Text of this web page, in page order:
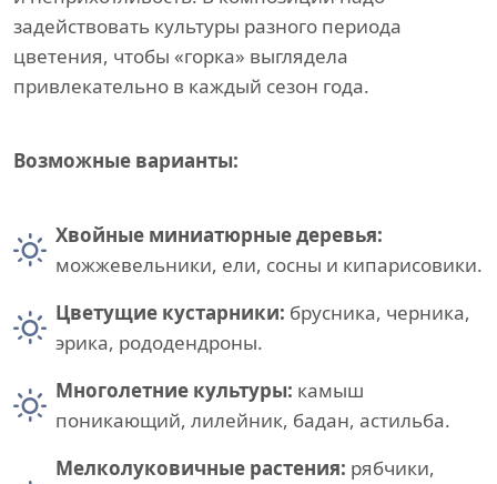
задействовать культуры разного периода
цветения, чтобы «горка» выглядела
привлекательно в каждый сезон года.
Возможные варианты:
Хвойные миниатюрные деревья:
можжевельники, ели, сосны и кипарисовики.
Цветущие кустарники: брусника, черника,
эрика, рододендроны.
Многолетние культуры: камыш
поникающий, лилейник, бадан, астильба.
Мелколуковичные растения: рябчики,